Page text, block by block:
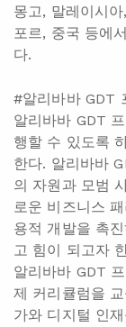
몽고, 말레이시
포르, 중국 등에
다.
#알리바바 GDT
알리바바 GDT
행할 수 있도록
한다. 알리바바
의 자원과 모범
로운 비즈니스
용적 개발을 촉
고 힘이 되고자
알리바바 GDT
제 커리큘럼을
가와 디지털 인